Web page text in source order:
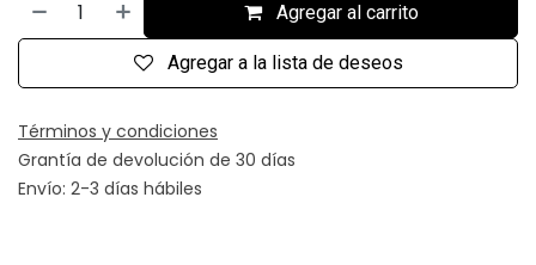
Agregar al carrito
Agregar a la lista de deseos
Términos y condiciones
Grantía de devolución de 30 días
Envío: 2-3 días hábiles